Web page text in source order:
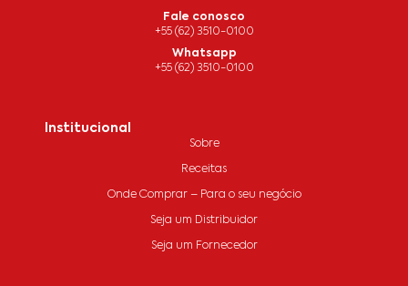
Fale conosco
+55 (62) 3510-0100
Whatsapp
+55 (62) 3510-0100
Institucional
Sobre
Receitas
Onde Comprar – Para o seu negócio
Seja um Distribuidor
Seja um Fornecedor